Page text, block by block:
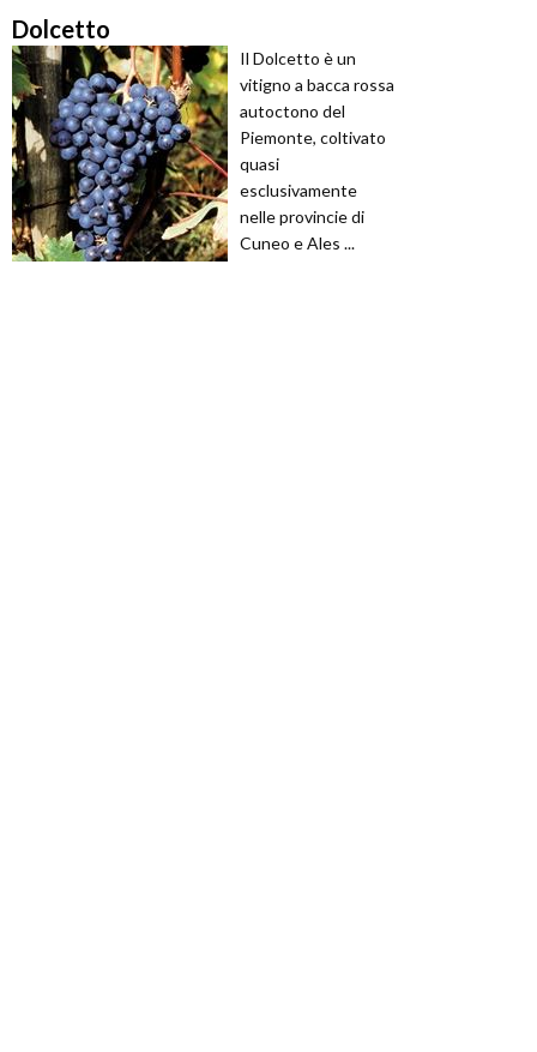
Dolcetto
Il Dolcetto è un
vitigno a bacca rossa
autoctono del
Piemonte, coltivato
quasi
esclusivamente
nelle provincie di
Cuneo e Ales ...